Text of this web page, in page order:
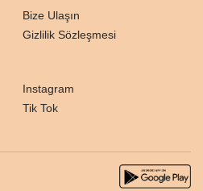
Bize Ulaşın
Gizlilik Sözleşmesi
Instagram
Tik Tok